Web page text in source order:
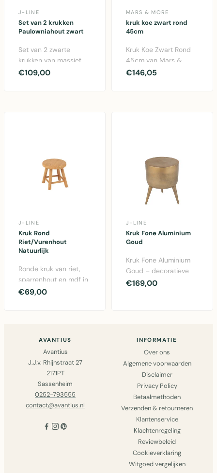
J-LINE
Set van 2 krukken
Paulowniahout zwart
Set van 2 zwarte
krukken van massief
Paulowniahout -
€109,00
MARS & MORE
kruk koe zwart rond
45cm
Kruk Koe Zwart Rond
45cm van Mars &
More. Handgemaakt
€146,05
J-LINE
Kruk Rond
Riet/Vurenhout
Natuurlijk
Ronde kruk van riet,
sparrenhout en mdf in
natuurlijk design –
€69,00
J-LINE
Kruk Fone Aluminium
Goud
Kruk Fone Aluminium
Goud – decoratieve
kruk met gouden
€169,00
AVANTIUS
Avantius
J.J.v. Rhijnstraat 27
2171PT
Sassenheim
0252-793555
contact@avantius.nl
INFORMATIE
Over ons
Algemene voorwaarden
Disclaimer
Privacy Policy
Betaalmethoden
Verzenden & retourneren
Klantenservice
Klachtenregeling
Reviewbeleid
Cookieverklaring
Witgoed vergelijken